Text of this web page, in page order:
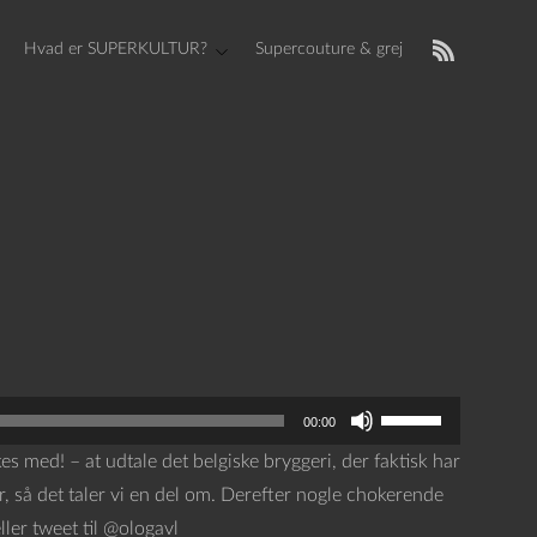
Hvad er SUPERKULTUR? Supercouture & grej
00:00
B
med! – at udtale det belgiske bryggeri, der faktisk har
så det taler vi en del om. Derefter nogle chokerende
tweet til @ologavl